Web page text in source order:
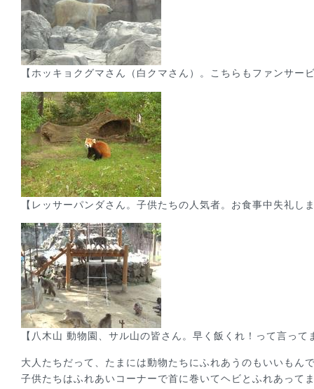
【ホッキョクグマさん（白クマさん）。こちらもファンサー
【レッサーパンダさん。子供たちの人気者。お食事中失礼しま
【八木山 動物園、サル山の皆さん。早く飯くれ！って言って
大人たちだって、たまには動物たちにふれあうのもいいもんで
子供たちはふれあいコーナーで首に巻いてヘビとふれあってま